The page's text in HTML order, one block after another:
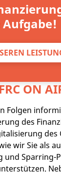
FRC ON
Folgen
des
des
wir Sie als
und Sparring-